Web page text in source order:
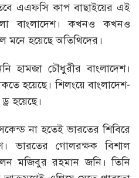
এএফসি কাপ বাছাইয়ের এই
বাংলাদেশ। কখনও কখনও
মনে হয়েছে অতিথিদের।
হামজা চৌধুরীর বাংলাদেশ।
হয়েছে। শিলংয়ে বাংলাদেশ-
হয়েছে।
না হতেই ভারতের শিবিরে
ভারতের গোলরক্ষক বিশাল
মজিবুর রহমান জনি। তিনি